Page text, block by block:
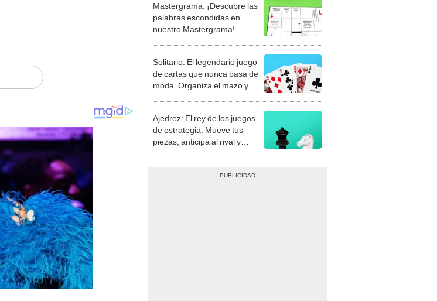
Mastergrama: ¡Descubre las
palabras escondidas en
nuestro Mastergrama!
Solitario: El legendario juego
de cartas que nunca pasa de
moda. Organiza el mazo y
Ajedrez: El rey de los juegos
de estrategia. Mueve tus
piezas, anticipa al rival y